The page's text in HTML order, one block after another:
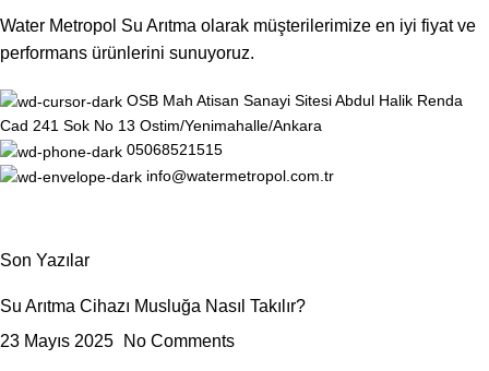
Water Metropol Su Arıtma olarak müşterilerimize en iyi fiyat ve
performans ürünlerini sunuyoruz.
OSB Mah Atisan Sanayi Sitesi Abdul Halik Renda
Cad 241 Sok No 13 Ostim/Yenimahalle/Ankara
05068521515
info@watermetropol.com.tr
Son Yazılar
Su Arıtma Cihazı Musluğa Nasıl Takılır?
23 Mayıs 2025
No Comments